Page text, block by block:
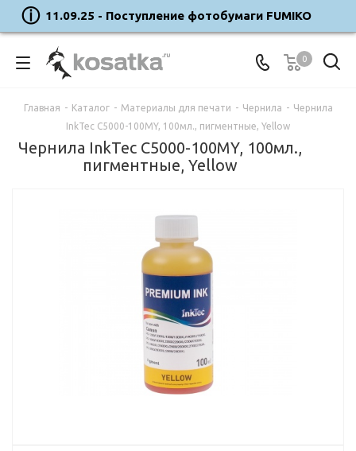
11.09.25 - Поступление фотобумаги FUMIKO
0
Главная - Каталог - Материалы для печати - Чернила - Чернила
InkTec C5000-100MY, 100мл., пигментные, Yellow
Чернила InkTec C5000-100MY, 100мл.,
пигментные, Yellow